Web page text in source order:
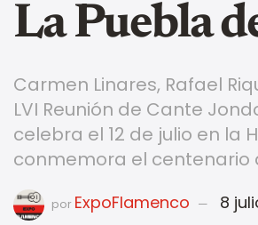
La Puebla
Carmen Linares, Rafael
LVI Reunión de Cante
celebra el 12 de julio en la
conmemora el centenario
por ExpoFlamenco 8